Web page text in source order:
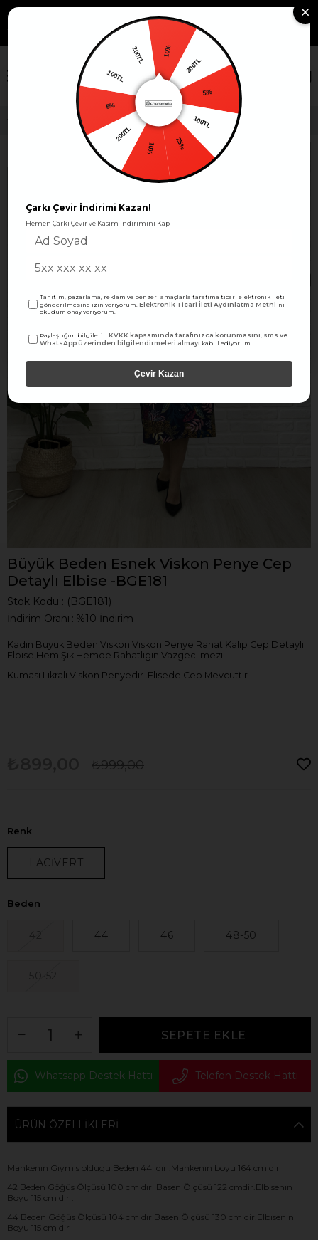
Whatsapp Sipariş: +90 530
799TL VE ÜZERİ KARGO
ÜCRETSİZ!
Sipariş
Büyük Beden Esnek Viskon Penye Cep
Detaylı Elbise -BGE181
Stok Kodu
(BGE181)
İndirim Oranı : %10 İndirim
Kadın Buyuk Beden Vıskon Vıskon Penye Rahat Kalıp Cep Detaylı
Elbıse,Hem Şık Hemde Rahatlıgın Vazgecılmezı .
Kuması Lıkralı Vıskon Penyedır .Elısede Cep Mevcuttır
₺999,00
Renk
LACİVERT
Beden
44 46 48-50
Whatsapp Destek Hattı Telefon Destek Hattı
ÜRÜN ÖZELLIKLERI
Mankenın Gıymıs oldugu Beden 44 dır .Mankenın boyu 164 cm dır
42 Beden Göğüs Ölçüsü 100 cm dır Basen Ölçüsü 122 cmdir.Elbısenın
Boyu 115 cm dır .
44 Beden Göğüs Ölçüsü 104 cm dır Basen Ölçüsü 130 cm dir.Elbısenın
Boyu 115 cm dir
10%
200TL
5%
100TL
25%
10%
200TL
5%
100TL
200TL
Çarkı Çevir İndirimi Kazan!
Hemen Çarkı Çevir ve Kasım İndirimini Kap
Tanıtım, pazarlama, reklam ve benzeri amaçlarla tarafıma ticari elektronik ileti
gönderilmesine izin veriyorum.Elektronik Ticari İleti Aydınlatma Metni 'ni
okudum onay veriyorum.
Paylaştığım bilgilerinKVKK kapsamında tarafınızca korunmasını, sms ve
WhatsApp üzerinden bilgilendirmeleri almayı kabul ediyorum.
Çevir Kazan